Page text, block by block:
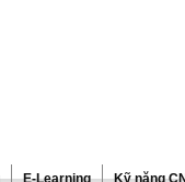
E-Learning Kỹ năng